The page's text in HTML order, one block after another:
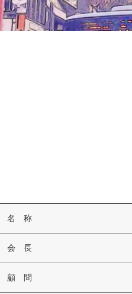
名 称
会 長
顧 問